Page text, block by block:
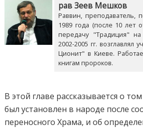
рав Зеев Мешков
Раввин, преподаватель,
1989 года (после 10 лет
передачу "Традиция"
2002-2005 гг.
Ционит" в Киеве.
книгам пророков.
В этой главе рассказывается о
был установлен в народе после
переносного Храма, и об